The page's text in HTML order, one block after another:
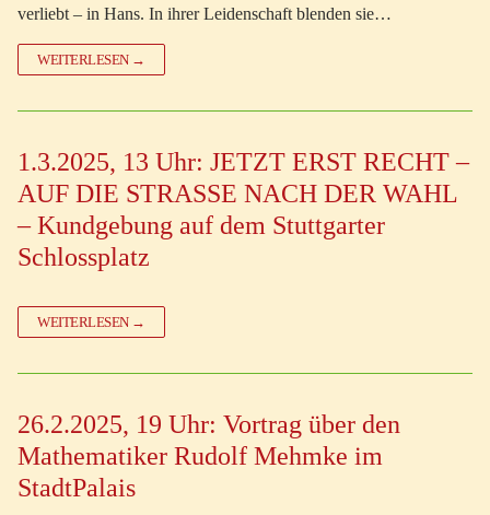
verliebt – in Hans. In ihrer Leidenschaft blenden sie…
WEITERLESEN →
1.3.2025, 13 Uhr: JETZT ERST RECHT –
AUF DIE STRASSE NACH DER WAHL
– Kundgebung auf dem Stuttgarter
Schlossplatz
WEITERLESEN →
26.2.2025, 19 Uhr: Vortrag über den
Mathematiker Rudolf Mehmke im
StadtPalais